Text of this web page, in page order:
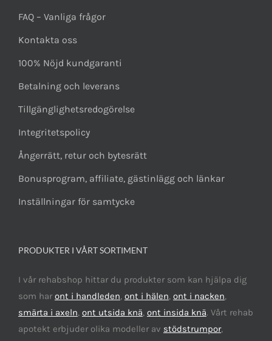
FAQ – Vanliga frågor
Kontakta oss
100% Nöjd kundgaranti
Betalning och leverans
Tillgänglighetsredogörelse
Integritetspolicy
Ångerrätt, retur och bytesrätt
Bonusprogram, affiliate, gästinlägg och länkar
Inställningar för samtycke
PRODUKTER I VÅRT SORTIMENT
I vår rehabshop hittar du produkter som kan hjälpa dig
som haront i handleden, ont i hälen, ont i nacken,
smärta i axeln, ont utsida knä, ont insida knä. Vårt rehab
apotekt erbjuder olika modeller av stödstrumpor,